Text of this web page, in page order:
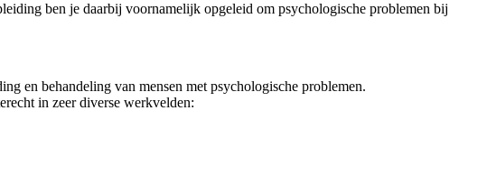
ben je daarbij voornamelijk opgeleid om psychologische problemen bij
en behandeling van mensen met psychologische problemen.
in zeer diverse werkvelden: